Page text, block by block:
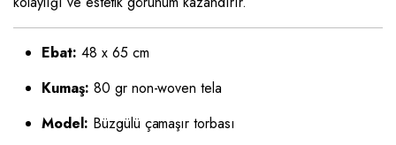
Ebat: 48 x 65 cm
Kumaş: 80 gr non-woven tela
Model: Büzgülü çamaşır torbası